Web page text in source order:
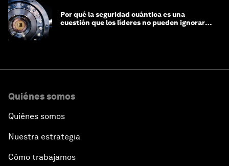
Por qué la seguridad cuántica es una
cuestión que los líderes no pueden ignorar
Quiénes somos
Quiénes somos
Nuestra estrategia
Cómo trabajamos